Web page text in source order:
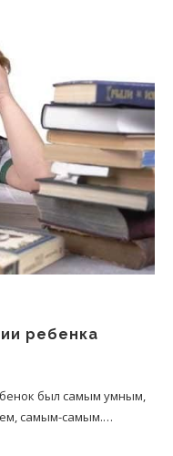
ребенка
был самым умным,
самым-самым.…